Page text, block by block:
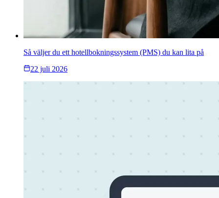
Så väljer du ett hotellbokningssystem (PMS) du kan lita på
22 juli 2026